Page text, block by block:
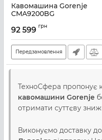
Кавомашина Gorenje
CMA9200BG
92 599 грн
Передзамовлення
ТехноСфера пропонує
кавомашини Gorenje
отримати суттєву
Виконуємо доставку